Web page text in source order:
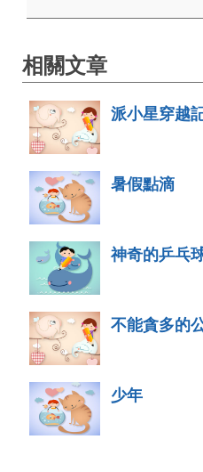
相關文章
派小星穿
暑假點滴
神奇的乒乓
不能貪多的
少年